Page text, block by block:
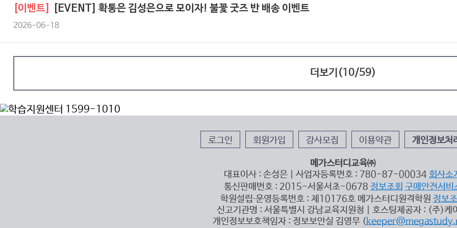
[이벤트] [EVENT] 확통은 김성은으로 모이자! 불꽃 굿즈 반 배송 이벤트
2026-06-18
더보기(10/59)
로그인 회원가입 강사모집 이용약관 개인정보처
메가스터디교육㈜
대표이사 : 손성은 | 사업자등록번호 : 780-87-00034 회사소
통신판매번호 : 2015-서울서초-0678 정보조회 구매안전서비
학원설립∙운영등록번호 : 제10176호 메가스터디원격학원 정보
신고기관명 : 서울특별시 강남교육지원청 | 호스팅제공자 : (주)케
개인정보보호책임자 : 정보보안실 김영무 (